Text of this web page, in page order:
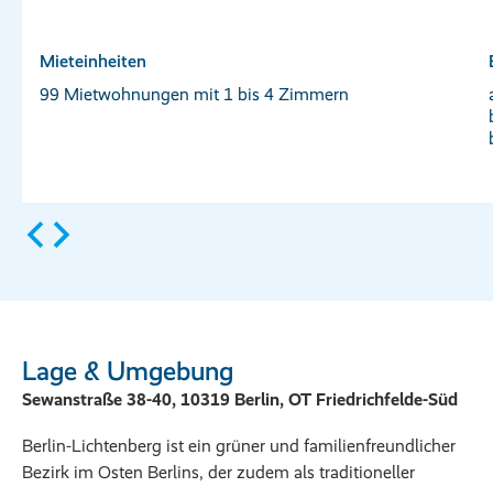
Mieteinheiten
99 Mietwohnungen mit 1 bis 4 Zimmern
Lage & Umgebung
Sewanstraße 38-40, 10319 Berlin, OT Friedrichfelde-Süd
Berlin-Lichtenberg ist ein grüner und familienfreundlicher
Bezirk im Osten Berlins, der zudem als traditioneller